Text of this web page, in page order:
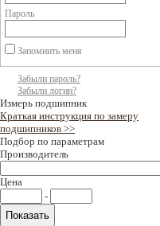
Пароль
Запомнить меня
Забыли пароль?
Забыли логин?
Измерь подшипник
Краткая инструкция по замеру
подшипников >>
Подбор по параметрам
Производитель
Цена
-